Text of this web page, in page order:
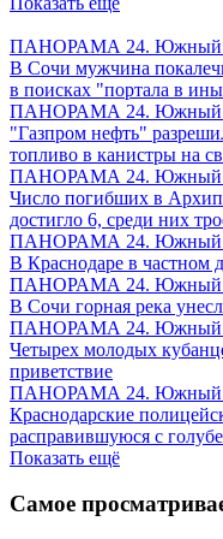
ПАНОРАМА 24. Южный
В Сочи мужчина
в поисках "портала в
ПАНОРАМА 24. Южный
"Газпром нефть"
топливо в канистры на
ПАНОРАМА 24. Южный
Число погибших в
достигло 6, среди них
ПАНОРАМА 24. Южный
В Краснодаре в частном
ПАНОРАМА 24. Южный
В Сочи горная река
ПАНОРАМА 24. Южный
Четырех молодых
приветствие
ПАНОРАМА 24. Южный
Краснодарские
расправившуюся с
Показать ещё
Самое